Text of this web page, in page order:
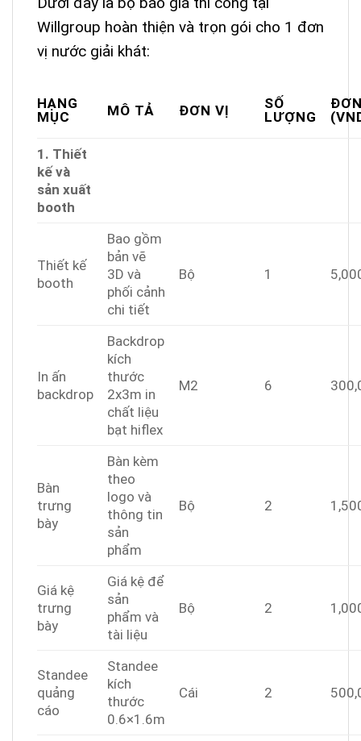
Willgroup hoàn thiện và trọn gói cho 1 đơn
vị nước giải khát:
HẠNG
MỤC
MÔ TẢ ĐƠN VỊ
SỐ
LƯỢNG
1. Thiết
kế và
sản xuất
booth
Thiết kế
booth
Bao gồm
bản vẽ
3D và
phối cảnh
chi tiết
Bộ 1
In ấn
backdrop
Backdrop
kích
thước
2x3m in
chất liệu
bạt hiflex
M2 6
Bàn
trưng
bày
Bàn kèm
theo
logo và
thông tin
sản
phẩm
Bộ 2
Giá kệ
trưng
bày
Giá kệ để
sản
phẩm và
tài liệu
Bộ 2
Standee
quảng
cáo
Standee
kích
thước
0.6×1.6m
Cái 2